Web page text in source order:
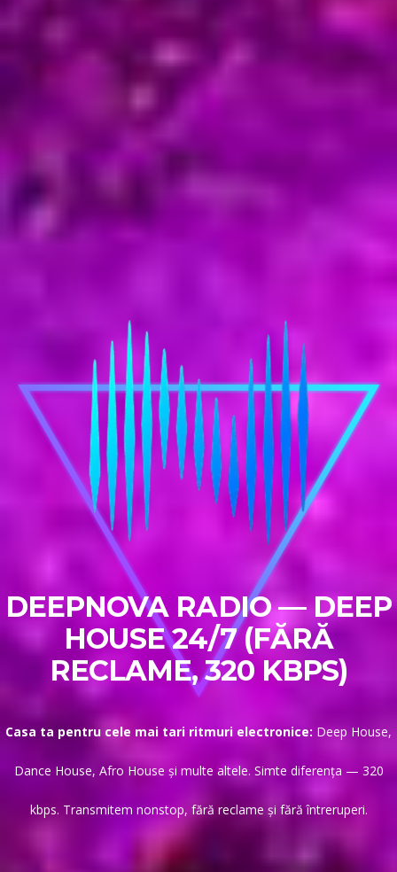
DEEPNOVA RADIO — DEEP
HOUSE 24/7 (FĂRĂ
RECLAME, 320 KBPS)
Casa ta pentru cele mai tari ritmuri electronice: Deep House,
Dance House, Afro House și multe altele. Simte diferența — 320
kbps. Transmitem nonstop, fără reclame și fără întreruperi.